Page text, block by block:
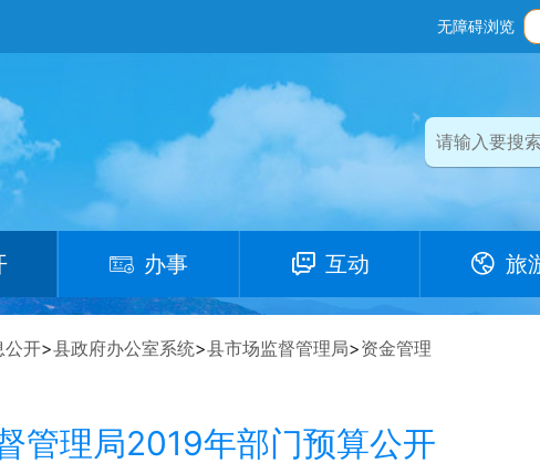
无障碍浏览
办事 互动 旅
公开>县政府办公室系统>县市场监督管理局>资金管理
管理局2019年部门预算公开